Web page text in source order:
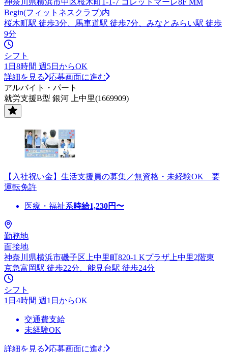
Begin(フィットネスクラブ)内
桜木町駅 徒歩3分、馬車道駅 徒歩7分、みなとみらい駅 徒歩
9分
シフト
1日8時間 週5日からOK
詳細を見る
応募画面に進む
アルバイト・パート
就労支援B型 銀河 上中里(1669909)
【入社祝い金】生活支援員の募集／無資格・未経験OK 要
運転免許
医療・福祉系時給1,230円〜
勤務地
面接地
神奈川県横浜市磯子区上中里町820-1 Kプラザ上中里2階東
京急富岡駅 徒歩22分、能見台駅 徒歩24分
シフト
1日4時間 週1日からOK
交通費支給
未経験OK
詳細を見る 応募画面に進む